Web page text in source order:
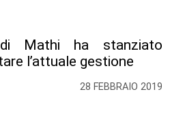
28 FEBBRAIO 2019
di Mathi ha stanziato
l’attuale gestione